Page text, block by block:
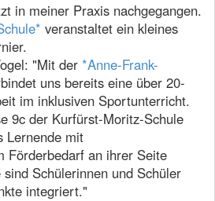
in meiner Praxis nachgegangen.
veranstaltet ein kleines
"Mit der *Anne-Frank-
uns bereits eine über 20-
im inklusiven Sportunterricht.
9c der Kurfürst-Moritz-Schule
Lernende mit
Förderbedarf an ihrer Seite
Schülerinnen und Schüler
integriert."